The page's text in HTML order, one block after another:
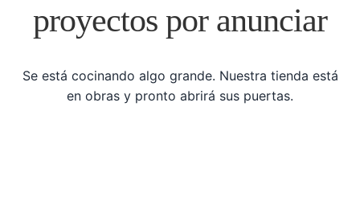
Sample Page
proyectos por anunciar
Se está cocinando algo grande. Nuestra tienda está
en obras y pronto abrirá sus puertas.